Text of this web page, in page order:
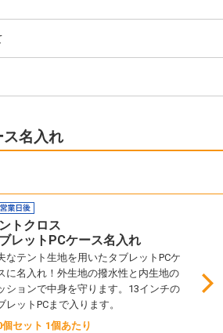
ス名入れ
トクロス
レットPCケース名入れ
なテント生地を用いたタブレットPCケ
に名入れ！外生地の撥水性と内生地の
ションで中身を守ります。13インチの
レットPCまで入ります。
個セット 1個あたり